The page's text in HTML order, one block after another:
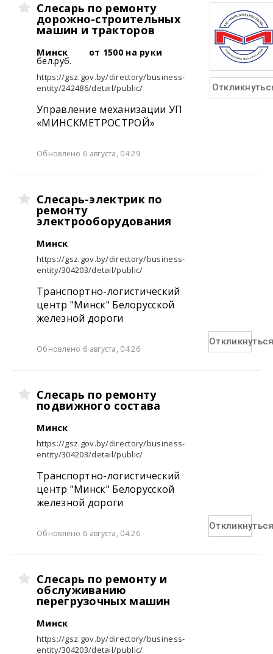
Слесарь по ремонту
дорожно-строительных
машин и тракторов
Минск от 1500 на руки
бел.руб.
https://gsz.gov.by/directory/business-
entity/242486/detail/public/
Управление механизации УП
«МИНСКМЕТРОСТРОЙ»
Обновлено 6 августа, 04:29
Слесарь-электрик по
ремонту
электрооборудования
Минск
https://gsz.gov.by/directory/business-
entity/304203/detail/public/
Транспортно-логистический
центр "Минск" Белорусской
железной дороги
Обновлено 6 августа, 04:26
Слесарь по ремонту
подвижного состава
Минск
https://gsz.gov.by/directory/business-
entity/304203/detail/public/
Транспортно-логистический
центр "Минск" Белорусской
железной дороги
Обновлено 6 августа, 04:26
Слесарь по ремонту и
обслуживанию
перегрузочных машин
Минск
https://gsz.gov.by/directory/business-
entity/304203/detail/public/